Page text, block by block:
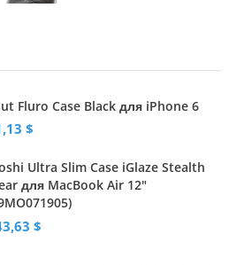
Fluro Case Black для iPhone 6
$
Ultra Slim Case iGlaze Stealth
для MacBook Air 12"
$